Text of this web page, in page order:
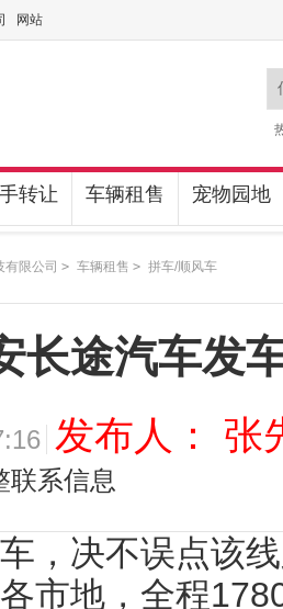
网站
转让 车辆租售 宠物园地
有限公司 > 车辆租售 > 拼车/顺风车
长途汽车发
发布人： 张
联系信息
，决不误点该
市地，全程